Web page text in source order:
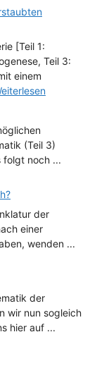
[Teil 1:
Teil 3:
einem
(Teil 3)
folgt noch ...
der
einer
wenden ...
der
wir nun sogleich
hier auf ...